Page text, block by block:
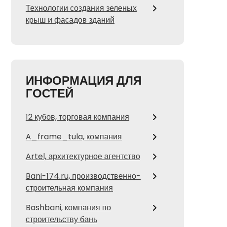
Технологии создания зеленых
крыш и фасадов зданий
ИНФОРМАЦИЯ ДЛЯ
ГОСТЕЙ
12 кубов, торговая компания
A_frame_tula, компания
Artel, архитектурное агентство
Bani-174.ru, производственно-
строительная компания
Bashbani, компания по
строительству бань